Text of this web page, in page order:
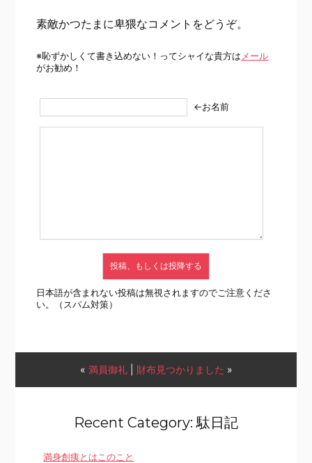
素敵かつたまに卑猥なコメントをどうぞ。
※恥ずかしくて書き込めない！ってシャイな貴方は メール
がお勧め！
←お名前
日本語が含まれない投稿は無視されますのでご注意くださ
い。（スパム対策）
« 満員御礼| 財布見つかりました »
Recent Category: 駄日記
満身創痍とはこのこと